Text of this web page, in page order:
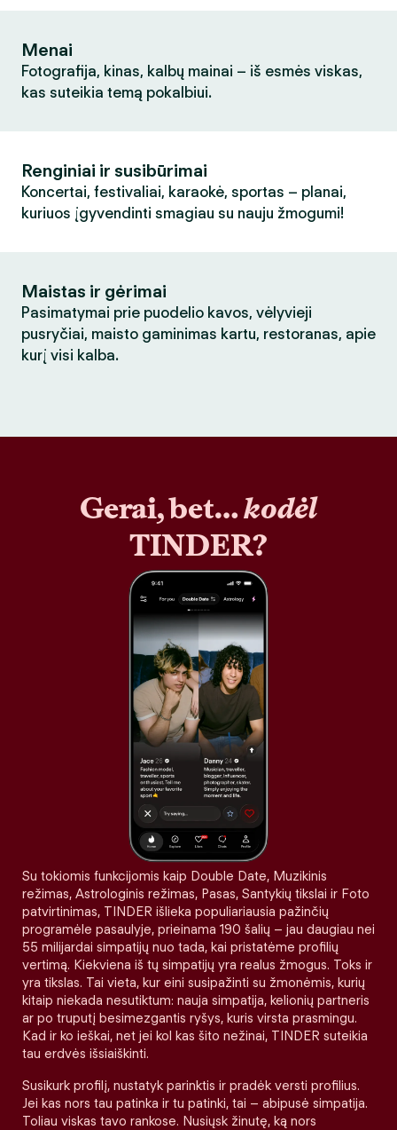
Menai
Fotografija, kinas, kalbų mainai – iš esmės viskas,
kas suteikia temą pokalbiui.
Renginiai ir susibūrimai
Koncertai, festivaliai, karaokė, sportas – planai,
kuriuos įgyvendinti smagiau su nauju žmogumi!
Maistas ir gėrimai
Pasimatymai prie puodelio kavos, vėlyvieji
pusryčiai, maisto gaminimas kartu, restoranas, apie
kurį visi kalba.
Gerai, bet…kodėl
TINDER?
Su tokiomis funkcijomis kaip Double Date, Muzikinis
režimas, Astrologinis režimas, Pasas, Santykių tikslai ir Foto
patvirtinimas, TINDER išlieka populiariausia pažinčių
programėle pasaulyje, prieinama 190 šalių – jau daugiau nei
55 milijardai simpatijų nuo tada, kai pristatėme profilių
vertimą. Kiekviena iš tų simpatijų yra realus žmogus. Toks ir
yra tikslas. Tai vieta, kur eini susipažinti su žmonėmis, kurių
kitaip niekada nesutiktum: nauja simpatija, kelionių partneris
ar po truputį besimezgantis ryšys, kuris virsta prasmingu.
Kad ir ko ieškai, net jei kol kas šito nežinai, TINDER suteikia
tau erdvės išsiaiškinti.
Susikurk profilį, nustatyk parinktis ir pradėk versti profilius.
Jei kas nors tau patinka ir tu patinki, tai – abipusė simpatija.
Toliau viskas tavo rankose. Nusiųsk žinutę, ką nors